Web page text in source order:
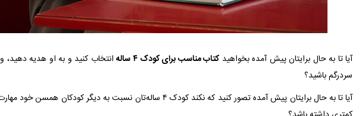
آیا تا به حال برایتان پیش آمده بخواهیدکتاب مناسب برای کودک ۴ ساله
انتخاب کنید و به او هدیه دهید،
سردرگم باشید؟
آیا تا به حال برایتان پیش آمده تصور کنید که نکند کودک ۴ ساله‌تان نسبت به دیگر